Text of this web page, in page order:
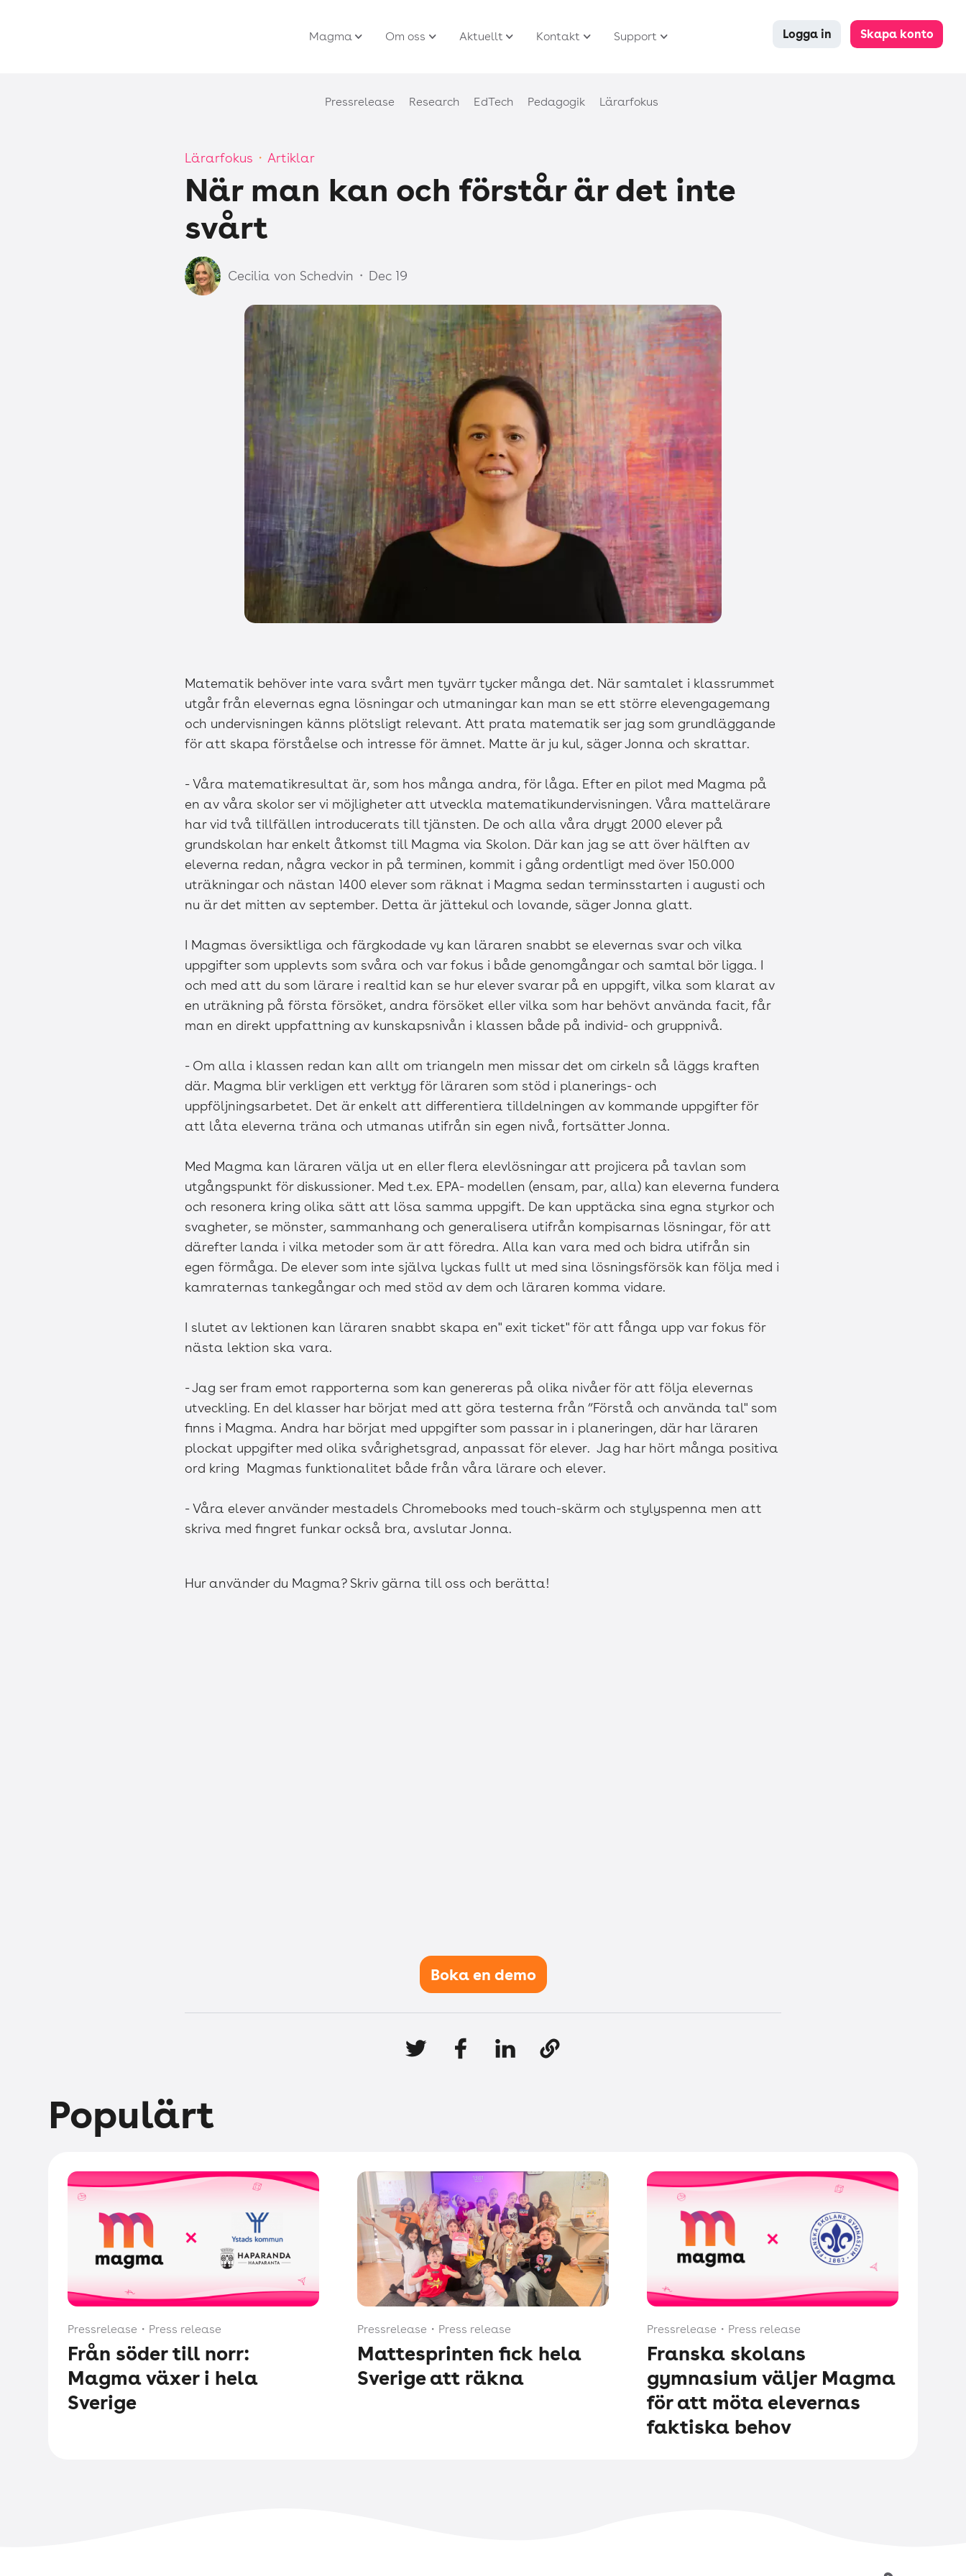
Magma Om oss Aktuellt Kontakt Support Logga in Skapa konto
Pressrelease Research EdTech Pedagogik Lärarfokus
Lärarfokus ・ Artiklar
När man kan och förstår är det inte
svårt
Cecilia von Schedvin ・ Dec 19
Matematik behöver inte vara svårt men tyvärr tycker många det. När samtalet i klassrummet
utgår från elevernas egna lösningar och utmaningar kan man se ett större elevengagemang
och undervisningen känns plötsligt relevant. Att prata matematik ser jag som grundläggande
för att skapa förståelse och intresse för ämnet. Matte är ju kul, säger Jonna och skrattar.
- Våra matematikresultat är, som hos många andra, för låga. Efter en pilot med Magma på
en av våra skolor ser vi möjligheter att utveckla matematikundervisningen. Våra mattelärare
har vid två tillfällen introducerats till tjänsten. De och alla våra drygt 2000 elever på
grundskolan har enkelt åtkomst till Magma via Skolon. Där kan jag se att över hälften av
eleverna redan, några veckor in på terminen, kommit i gång ordentligt med över 150.000
uträkningar och nästan 1400 elever som räknat i Magma sedan terminsstarten i augusti och
nu är det mitten av september. Detta är jättekul och lovande, säger Jonna glatt.
I Magmas översiktliga och färgkodade vy kan läraren snabbt se elevernas svar och vilka
uppgifter som upplevts som svåra och var fokus i både genomgångar och samtal bör ligga. I
och med att du som lärare i realtid kan se hur elever svarar på en uppgift, vilka som klarat av
en uträkning på första försöket, andra försöket eller vilka som har behövt använda facit, får
man en direkt uppfattning av kunskapsnivån i klassen både på individ- och gruppnivå.
- Om alla i klassen redan kan allt om triangeln men missar det om cirkeln så läggs kraften
där. Magma blir verkligen ett verktyg för läraren som stöd i planerings- och
uppföljningsarbetet. Det är enkelt att differentiera tilldelningen av kommande uppgifter för
att låta eleverna träna och utmanas utifrån sin egen nivå, fortsätter Jonna.
Med Magma kan läraren välja ut en eller flera elevlösningar att projicera på tavlan som
utgångspunkt för diskussioner. Med t.ex. EPA- modellen (ensam, par, alla) kan eleverna fundera
och resonera kring olika sätt att lösa samma uppgift. De kan upptäcka sina egna styrkor och
svagheter, se mönster, sammanhang och generalisera utifrån kompisarnas lösningar, för att
därefter landa i vilka metoder som är att föredra. Alla kan vara med och bidra utifrån sin
egen förmåga. De elever som inte själva lyckas fullt ut med sina lösningsförsök kan följa med i
kamraternas tankegångar och med stöd av dem och läraren komma vidare.
I slutet av lektionen kan läraren snabbt skapa en" exit ticket" för att fånga upp var fokus för
nästa lektion ska vara.
- Jag ser fram emot rapporterna som kan genereras på olika nivåer för att följa elevernas
utveckling. En del klasser har börjat med att göra testerna från ”Förstå och använda tal" som
finns i Magma. Andra har börjat med uppgifter som passar in i planeringen, där har läraren
plockat uppgifter med olika svårighetsgrad, anpassat för elever. Jag har hört många positiva
ord kring Magmas funktionalitet både från våra lärare och elever.
- Våra elever använder mestadels Chromebooks med touch-skärm och stylyspenna men att
skriva med fingret funkar också bra, avslutar Jonna.
Hur använder du Magma? Skriv gärna till oss och berätta!
Boka en demo
Populärt
Pressrelease ・ Press release
Från söder till norr:
Magma växer i hela
Sverige
Pressrelease ・ Press release
Mattesprinten fick hela
Sverige att räkna
Pressrelease ・ Press release
Franska skolans
gymnasium väljer Magma
för att möta elevernas
faktiska behov